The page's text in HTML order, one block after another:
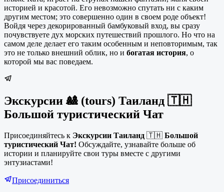
историей и красотой. Его невозможно спутать ни с каким
другим местом; это совершенно один в своем роде объект!
Войдя через декорированный бамбуковый вход, вы сразу
почувствуете дух морских путешествий прошлого. Но что на
самом деле делает его таким особенным и неповторимым, так
это не только внешний облик, но и богатая история, о
которой мы вас поведаем.
Экскурсии 🎎 (tours) Таиланд 🇹🇭
Большой туристический Чат
Присоединяйтесь к Экскурсии Таиланд 🇹🇭 Большой
туристический Чат! Обсуждайте, узнавайте больше об
истории и планируйте свои туры вместе с другими
энтузиастами!
Присоединиться